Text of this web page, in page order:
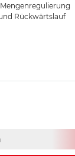
Rückwärtslauf